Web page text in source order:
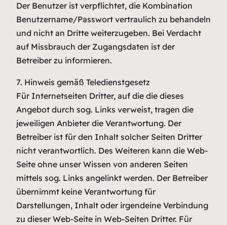
Der Benutzer ist verpflichtet, die Kombination
Benutzername/Passwort vertraulich zu behandeln
und nicht an Dritte weiterzugeben. Bei Verdacht
auf Missbrauch der Zugangsdaten ist der
Betreiber zu informieren.
7. Hinweis gemäß Teledienstgesetz
Für Internetseiten Dritter, auf die die dieses
Angebot durch sog. Links verweist, tragen die
jeweiligen Anbieter die Verantwortung. Der
Betreiber ist für den Inhalt solcher Seiten Dritter
nicht verantwortlich. Des Weiteren kann die Web-
Seite ohne unser Wissen von anderen Seiten
mittels sog. Links angelinkt werden. Der Betreiber
übernimmt keine Verantwortung für
Darstellungen, Inhalt oder irgendeine Verbindung
zu dieser Web-Seite in Web-Seiten Dritter. Für